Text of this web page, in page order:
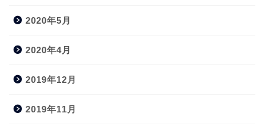
2020年5月
2020年4月
2019年12月
2019年11月